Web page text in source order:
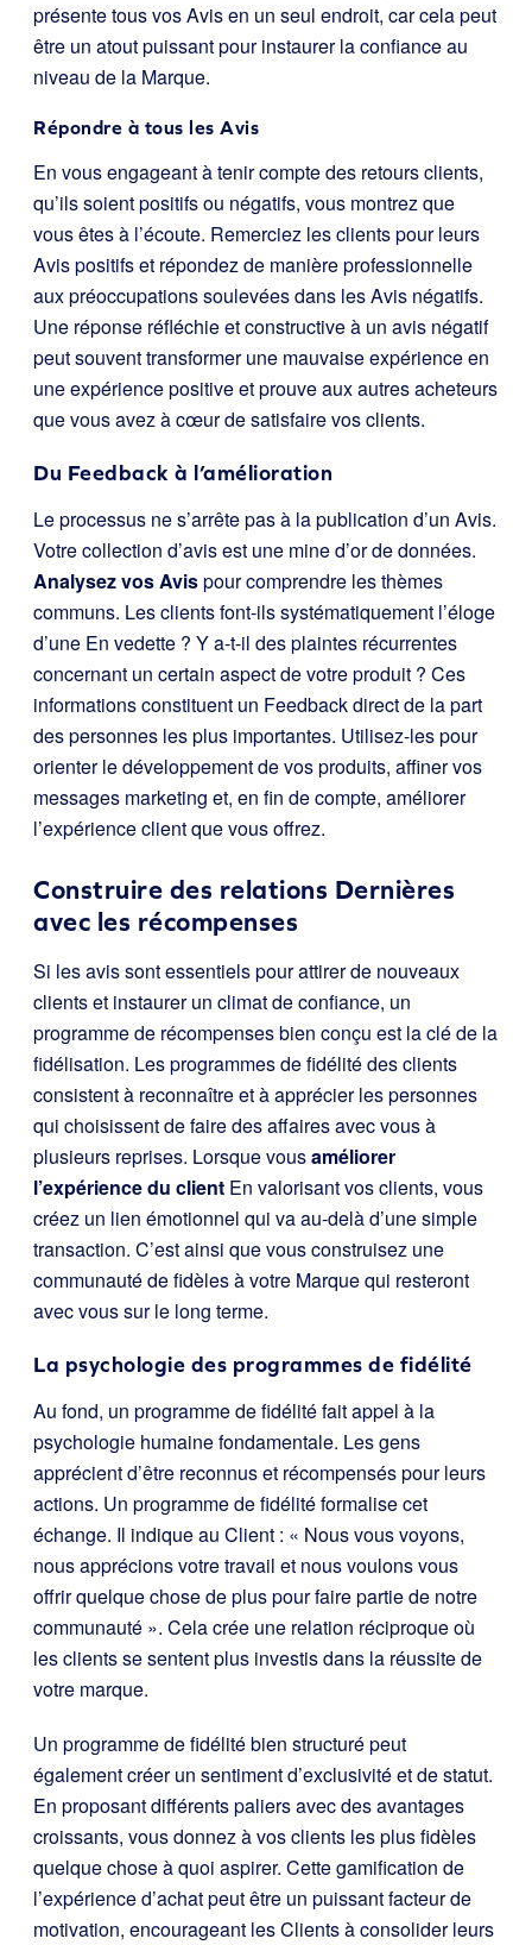
présente tous vos Avis en un seul endroit, car cela peut
être un atout puissant pour instaurer la confiance au
niveau de la Marque.
Répondre à tous les Avis
En vous engageant à tenir compte des retours clients,
qu’ils soient positifs ou négatifs, vous montrez que
vous êtes à l’écoute. Remerciez les clients pour leurs
Avis positifs et répondez de manière professionnelle
aux préoccupations soulevées dans les Avis négatifs.
Une réponse réfléchie et constructive à un avis négatif
peut souvent transformer une mauvaise expérience en
une expérience positive et prouve aux autres acheteurs
que vous avez à cœur de satisfaire vos clients.
Du Feedback à l’amélioration
Le processus ne s’arrête pas à la publication d’un Avis.
Votre collection d’avis est une mine d’or de données.
Analysez vos Avispour comprendre les thèmes
communs. Les clients font-ils systématiquement l’éloge
d’une En vedette ? Y a-t-il des plaintes récurrentes
concernant un certain aspect de votre produit ? Ces
informations constituent un Feedback direct de la part
des personnes les plus importantes. Utilisez-les pour
orienter le développement de vos produits, affiner vos
messages marketing et, en fin de compte, améliorer
l’expérience client que vous offrez.
Construire des relations Dernières
avec les récompenses
Si les avis sont essentiels pour attirer de nouveaux
clients et instaurer un climat de confiance, un
programme de récompenses bien conçu est la clé de la
fidélisation. Les programmes de fidélité des clients
consistent à reconnaître et à apprécier les personnes
qui choisissent de faire des affaires avec vous à
plusieurs reprises. Lorsque vousaméliorer
l’expérience du client En valorisant vos clients, vous
créez un lien émotionnel qui va au-delà d’une simple
transaction. C’est ainsi que vous construisez une
communauté de fidèles à votre Marque qui resteront
avec vous sur le long terme.
La psychologie des programmes de fidélité
Au fond, un programme de fidélité fait appel à la
psychologie humaine fondamentale. Les gens
apprécient d’être reconnus et récompensés pour leurs
actions. Un programme de fidélité formalise cet
échange. Il indique au Client : « Nous vous voyons,
nous apprécions votre travail et nous voulons vous
offrir quelque chose de plus pour faire partie de notre
communauté ». Cela crée une relation réciproque où
les clients se sentent plus investis dans la réussite de
votre marque.
Un programme de fidélité bien structuré peut
également créer un sentiment d’exclusivité et de statut.
En proposant différents paliers avec des avantages
croissants, vous donnez à vos clients les plus fidèles
quelque chose à quoi aspirer. Cette gamification de
l’expérience d’achat peut être un puissant facteur de
motivation, encourageant les Clients à consolider leurs